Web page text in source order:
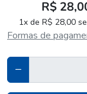
R$
1x de R$ 28,00
Formas de